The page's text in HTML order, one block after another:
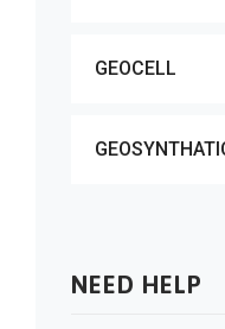
GEOCELL
NEED HELP